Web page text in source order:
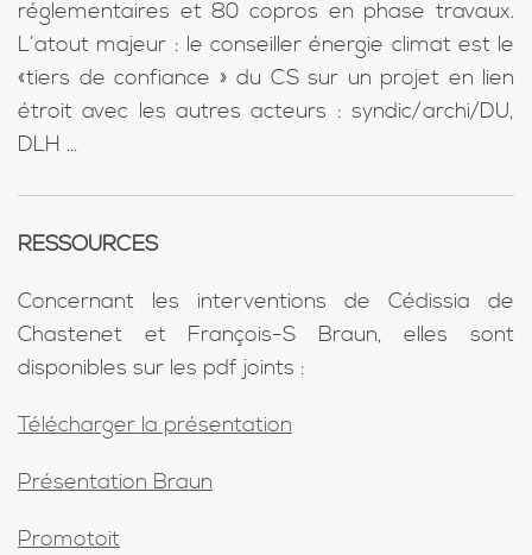
réglementaires et 80 copros en phase travaux.
L’atout majeur : le conseiller énergie climat est le
«tiers de confiance » du CS sur un projet en lien
étroit avec les autres acteurs : syndic/archi/DU,
DLH …
RESSOURCES
Concernant les interventions de Cédissia de
Chastenet et François-S Braun, elles sont
disponibles sur les pdf joints :
Télécharger la présentation
Présentation Braun
Promotoit